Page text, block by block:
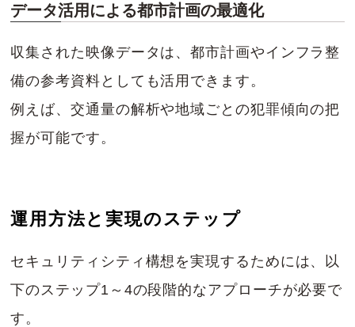
データ活用による都市計画の最適化
収集された映像データは、都市計画やインフラ整
備の参考資料としても活用できます。
例えば、交通量の解析や地域ごとの犯罪傾向の把
握が可能です。
運用方法と実現のステップ
セキュリティシティ構想を実現するためには、以
下のステップ1～4の段階的なアプローチが必要で
す。